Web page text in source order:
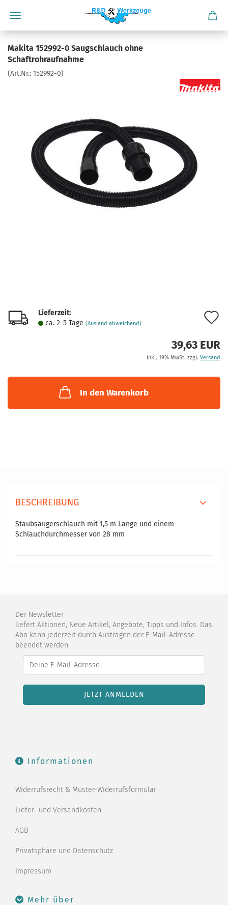
Makita 152992-0 Saugschlauch ohne
Schaftrohraufnahme
(Art.Nr.: 152992-0)
Lieferzeit:
ca. 2-5 Tage (Ausland abweichend)
39,63 EUR
inkl. 19% MwSt. zzgl. Versand
In den Warenkorb
BESCHREIBUNG
Staubsaugerschlauch mit 1,5 m Länge und einem
Schlauchdurchmesser von 28 mm
Der Newsletter
liefert Aktionen, Neue Artikel, Angebote, Tipps und Infos. Das
Abo kann jederzeit durch Austragen der E-Mail-Adresse
beendet werden.
Informationen
Widerrufsrecht & Muster-Widerrufsformular
Liefer- und Versandkosten
AGB
Privatsphäre und Datenschutz
Impressum
Mehr über